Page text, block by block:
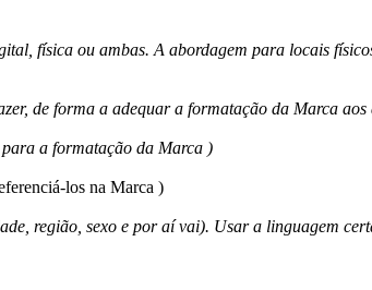
física ou ambas. A abordagem para locais
de forma a adequar a formatação da Marca aos
para a formatação da Marca )
los na Marca )
região, sexo e por aí vai). Usar a linguagem